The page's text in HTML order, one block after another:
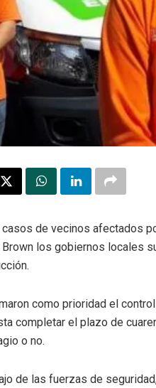
de vecinos afectados
Brown los gobiernos locales
como prioridad el
completar el plazo de
o no.
de las fuerzas de